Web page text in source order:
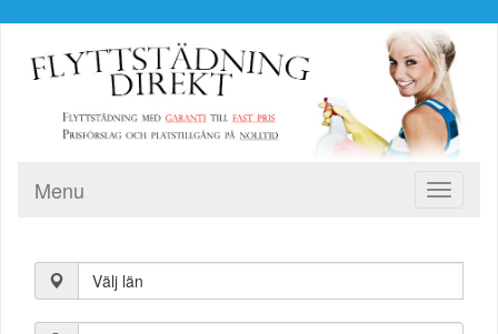
Toggle
Menu
Välj län